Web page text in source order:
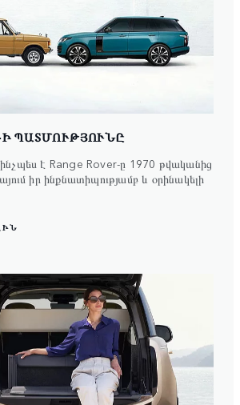
Ի ՊԱՏՄՈՒԹՅՈՒՆԸ
է Range Rover-ը 1970 թվականից
իր ինքնատիպությամբ և օրինակելի